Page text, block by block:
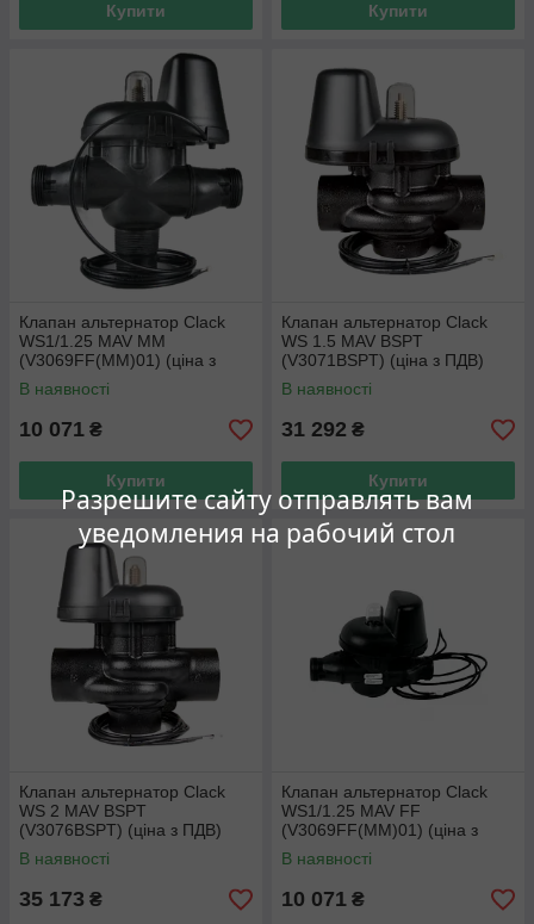
Разрешите сайту отправлять вам
уведомления на рабочий стол
Купити Купити
Клапан альтернатор Clack
WS1/1.25 MAV MM
(V3069FF(MM)01) (ціна з
ПДВ)
В наявності
10 071 ₴
Купити
Клапан альтернатор Clack
WS 1.5 MAV BSPT
(V3071BSPT) (ціна з ПДВ)
В наявності
31 292 ₴
Купити
Клапан альтернатор Clack
WS 2 MAV BSPT
(V3076BSPT) (ціна з ПДВ)
В наявності
35 173 ₴
Клапан альтернатор Clack
WS1/1.25 MAV FF
(V3069FF(MM)01) (ціна з
ПДВ)
В наявності
10 071 ₴